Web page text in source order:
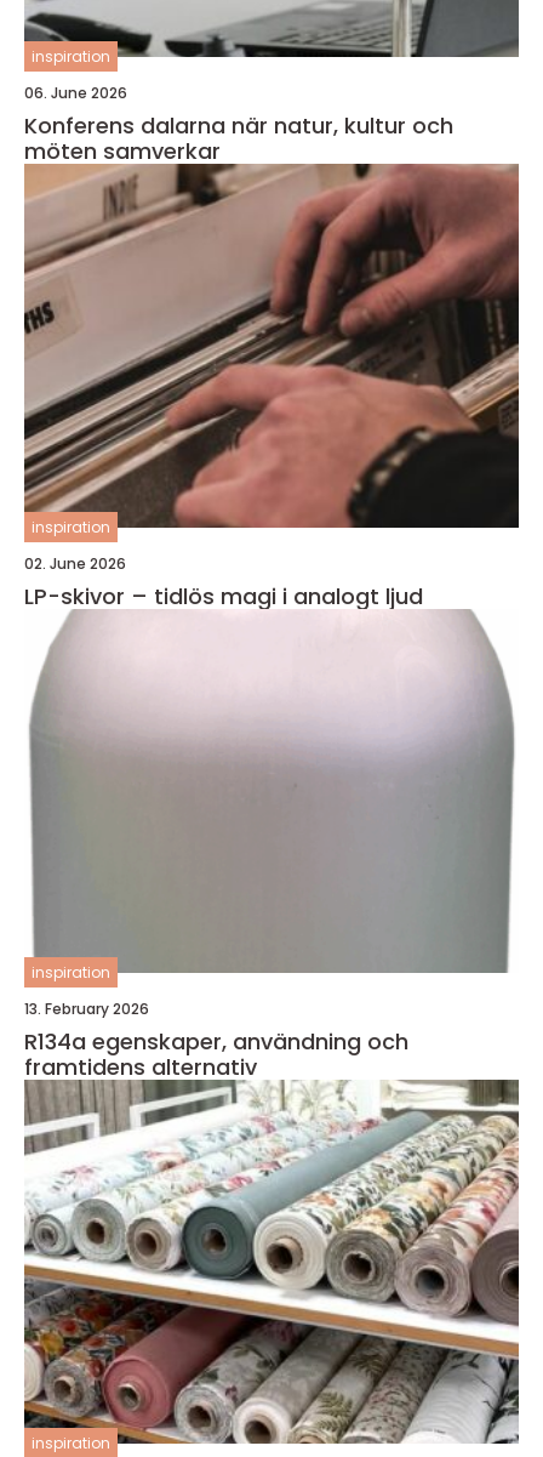
inspiration
06. June 2026
Konferens dalarna när natur, kultur och
möten samverkar
inspiration
02. June 2026
LP-skivor – tidlös magi i analogt ljud
inspiration
13. February 2026
R134a egenskaper, användning och
framtidens alternativ
inspiration